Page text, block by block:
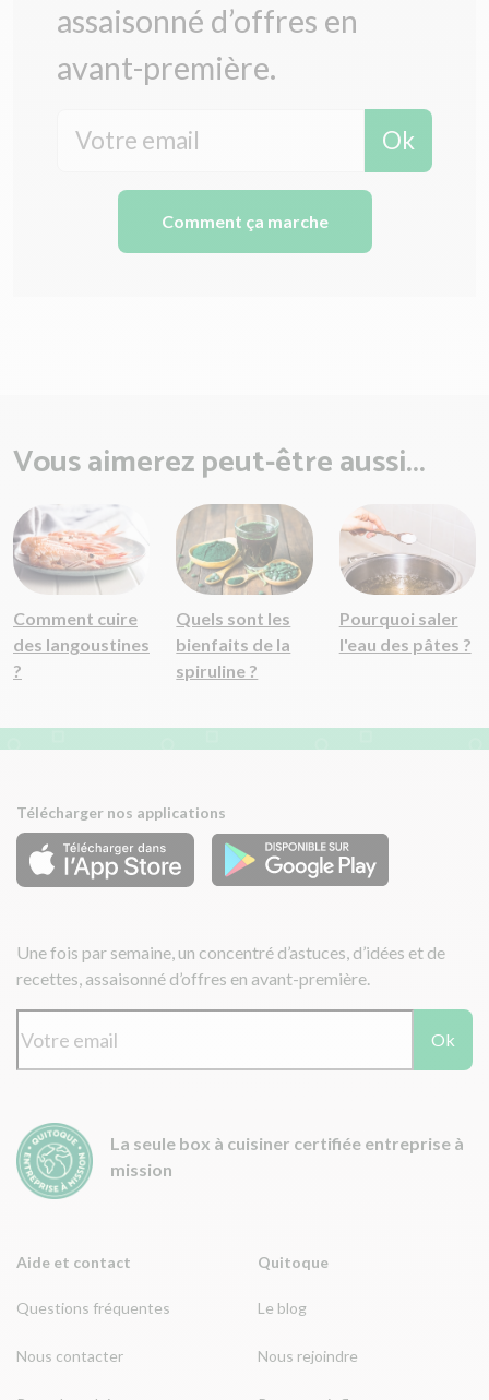
assaisonné d’offres en
avant-première.
Ok
Comment ça marche
Vous aimerez peut-être aussi...
Comment cuire
des langoustines
?
Quels sont les
bienfaits de la
spiruline ?
Pourquoi saler
l'eau des pâtes ?
Aide et contact
Questions fréquentes
Nous contacter
Quitoque
Le blog
Nous rejoindre
Télécharger nos applications
Une fois par semaine, un concentré d’astuces, d’idées et de
recettes, assaisonné d’offres en avant-première.
Ok
La seule box à cuisiner certifiée entreprise à
mission